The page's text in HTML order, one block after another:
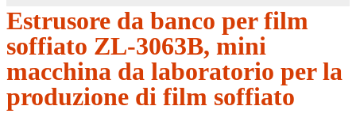
Estrusore da banco per film
soffiato ZL-3063B, mini
macchina da laboratorio per la
produzione di film soffiato